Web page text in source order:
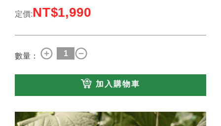
定價:NT$1,990
數量：
加入購物車